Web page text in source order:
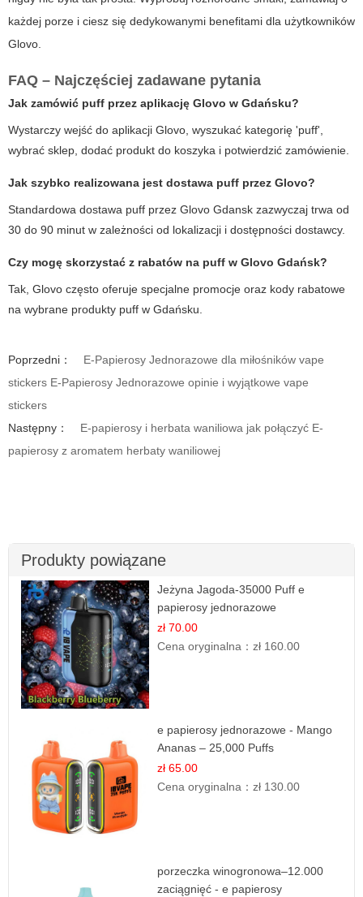
każdej porze i ciesz się dedykowanymi benefitami dla użytkowników
Glovo.
FAQ – Najczęściej zadawane pytania
Jak zamówić puff przez aplikację Glovo w Gdańsku?
Wystarczy wejść do aplikacji Glovo, wyszukać kategorię 'puff',
wybrać sklep, dodać produkt do koszyka i potwierdzić zamówienie.
Jak szybko realizowana jest dostawa puff przez Glovo?
Standardowa dostawa puff przez Glovo Gdansk zazwyczaj trwa od
30 do 90 minut w zależności od lokalizacji i dostępności dostawcy.
Czy mogę skorzystać z rabatów na puff w Glovo Gdańsk?
Tak, Glovo często oferuje specjalne promocje oraz kody rabatowe
na wybrane produkty puff w Gdańsku.
Poprzedni：
E-Papierosy Jednorazowe dla miłośników vape
stickers E-Papierosy Jednorazowe opinie i wyjątkowe vape
stickers
Następny：
E-papierosy i herbata waniliowa jak połączyć E-
papierosy z aromatem herbaty waniliowej
Produkty powiązane
Jeżyna Jagoda-35000 Puff e
papierosy jednorazowe
zł 70.00
Cena oryginalna：zł 160.00
e papierosy jednorazowe - Mango
Ananas – 25,000 Puffs
zł 65.00
Cena oryginalna：zł 130.00
porzeczka winogronowa–12.000
zaciągnięć - e papierosy